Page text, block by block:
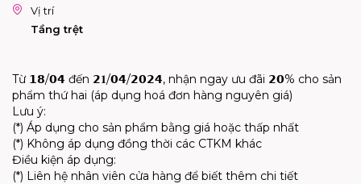
Vị trí
Tầng trệt
Từ 𝟭𝟴/𝟬𝟰 đến 𝟮𝟏/𝟬𝟰/𝟮𝟬𝟮𝟰, nhận ngay ưu đãi 𝟮𝟬% cho sản
phẩm thứ hai (áp dụng hoá đơn hàng nguyên giá)
Lưu ý:
(*) Áp dụng cho sản phẩm bằng giá hoặc thấp nhất
(*) Không áp dụng đồng thời các CTKM khác
Điều kiện áp dụng:
(*) Liên hệ nhân viên cửa hàng để biết thêm chi tiết